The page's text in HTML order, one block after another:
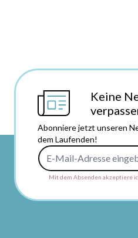
Keine
Abonniere jetzt unseren
dem Laufenden!
Mit dem Absenden akzeptiere